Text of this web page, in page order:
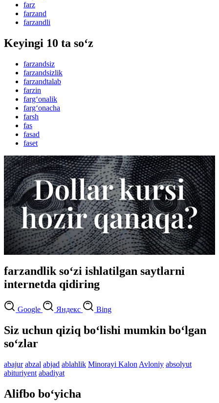
farz
farzand
farzandli
Keyingi 10 ta so‘z
farzandsiz
farzandsizlik
farzandtalab
farzin
farg‘onalik
farg‘onacha
farsh
fas
fasad
faset
farzandlik so‘zi ishlatilgan saytlarni
internetda qidiring
Google Яндекс Bing
Siz uchun qiziq bo‘lishi mumkin bo‘lgan
so‘zlar
abajur abzal abjad ablahlik Minorayi Kalon Avloniy absolyut
abituriyent abadiyat
Alifbo bo‘yicha